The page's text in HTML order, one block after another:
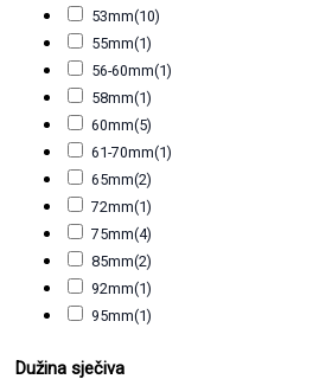
53mm(10)
55mm(1)
56-60mm(1)
58mm(1)
60mm(5)
61-70mm(1)
65mm(2)
72mm(1)
75mm(4)
85mm(2)
92mm(1)
95mm(1)
Dužina sječiva